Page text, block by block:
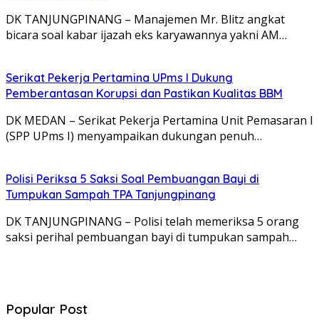
DK TANJUNGPINANG – Manajemen Mr. Blitz angkat
bicara soal kabar ijazah eks karyawannya yakni AM…
Serikat Pekerja Pertamina UPms I Dukung
Pemberantasan Korupsi dan Pastikan Kualitas BBM
DK MEDAN – Serikat Pekerja Pertamina Unit Pemasaran I
(SPP UPms I) menyampaikan dukungan penuh…
Polisi Periksa 5 Saksi Soal Pembuangan Bayi di
Tumpukan Sampah TPA Tanjungpinang
DK TANJUNGPINANG – Polisi telah memeriksa 5 orang
saksi perihal pembuangan bayi di tumpukan sampah…
Popular Post